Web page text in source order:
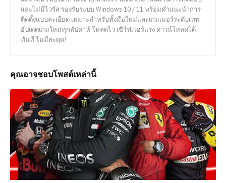
และไม่มีไวรัส รองรับระบบ Windows 10 / 11 พร้อมคำแนะนำการ
ติดตั้งแบบละเอียด เหมาะสำหรับทั้งมือใหม่และเกมเมอร์ระดับเทพ
อัปเดตเกมใหม่ทุกสัปดาห์ โหลดไว เซิร์ฟเวอร์แรง ดาวน์โหลดได้
ทันที ไม่มีสะดุด!
คุณอาจชอบโพสต์เหล่านี้